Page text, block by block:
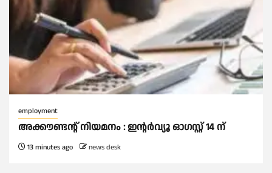
employment
അക്കൗണ്ടന്റ് നിയമനം : ഇൻ്റർവ്യൂ ഓഗസ്റ്റ് 14 ന്
13 minutes ago news desk